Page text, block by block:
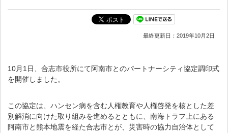
最終更新日：2019年10月2日
10月1日、合志市役所にて阿南市とのパートナーシティ協定調印式
を開催しました。
この協定は、ハンセン病を含む人権教育や人権啓発を核とした差
別解消に向けた取り組みを進めるとともに、南海トラフ上にある
阿南市と熊本地震を経た合志市とが、災害時の協力自治体として